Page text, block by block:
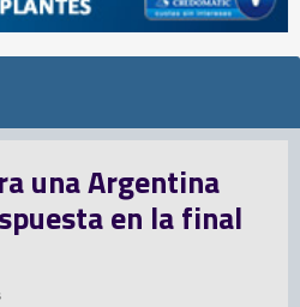
una Argentina
en la final